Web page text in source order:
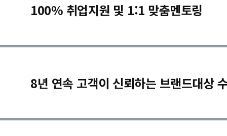
100% 취업지원 및 1:1 맞춤멘토링
8년 연속 고객이 신뢰하는 브랜드대상